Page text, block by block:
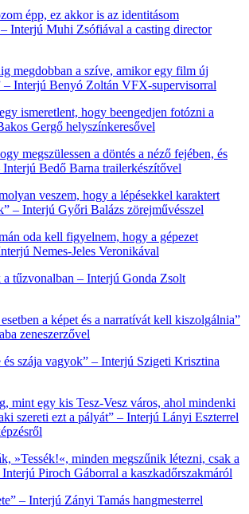
épp, ez akkor is az identitásom
– Interjú Muhi Zsófiával a casting director
megdobban a szíve, amikor egy film új
– Interjú Benyó Zoltán VFX-supervisorral
ismeretlent, hogy beengedjen fotózni a
Gergő helyszínkeresővel
megszülessen a döntés a néző fejében, és
Bedő Barna trailerkészítővel
veszem, hogy a lépésekkel karaktert
– Interjú Győri Balázs zörejművésszel
oda kell figyelnem, hogy a gépezet
Nemes-Jeles Veronikával
a tűzvonalban – Interjú Gonda Zsolt
a képet és a narratívát kell kiszolgálnia”
zeneszerzővel
és szája vagyok” – Interjú Szigeti Krisztina
mint egy kis Tesz-Vesz város, ahol mindenki
szereti ezt a pályát” – Interjú Lányi Eszterrel
»Tessék!«, minden megszűnik létezni, csak a
Piroch Gáborral a kaszkadőrszakmáról
” – Interjú Zányi Tamás hangmesterrel